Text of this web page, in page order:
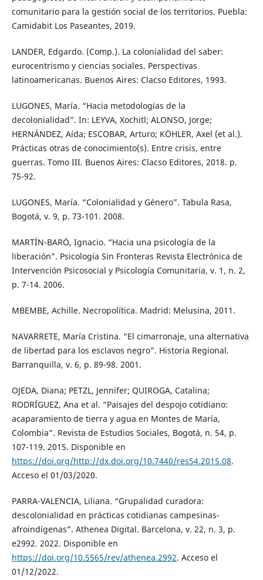
comunitario para la gestión social de los territorios. Puebla:
Camidabit Los Paseantes, 2019.
LANDER, Edgardo. (Comp.). La colonialidad del saber:
eurocentrismo y ciencias sociales. Perspectivas
latinoamericanas. Buenos Aires: Clacso Editores, 1993.
LUGONES, María. “Hacia metodologías de la
decolonialidad”. In: LEYVA, Xochitl; ALONSO, Jorge;
HERNÁNDEZ, Aída; ESCOBAR, Arturo; KÖHLER, Axel (et al.).
Prácticas otras de conocimiento(s). Entre crisis, entre
guerras. Tomo III. Buenos Aires: Clacso Editores, 2018. p.
75-92.
LUGONES, María. “Colonialidad y Género”. Tabula Rasa,
Bogotá, v. 9, p. 73-101. 2008.
MARTÍN-BARÓ, Ignacio. “Hacia una psicología de la
liberación”. Psicología Sin Fronteras Revista Electrónica de
Intervención Psicosocial y Psicología Comunitaria, v. 1, n. 2,
p. 7-14. 2006.
MBEMBE, Achille. Necropolítica. Madrid: Melusina, 2011.
NAVARRETE, María Cristina. “El cimarronaje, una alternativa
de libertad para los esclavos negro”. Historia Regional.
Barranquilla, v. 6, p. 89-98. 2001.
OJEDA, Diana; PETZL, Jennifer; QUIROGA, Catalina;
RODRÍGUEZ, Ana et al. “Paisajes del despojo cotidiano:
acaparamiento de tierra y agua en Montes de María,
Colombia”. Revista de Estudios Sociales, Bogotá, n. 54, p.
107-119. 2015. Disponible en
https://doi.org/http://dx.doi.org/10.7440/res54.2015.08.
Acceso el 01/03/2020.
PARRA-VALENCIA, Liliana. “Grupalidad curadora:
descolonialidad en prácticas cotidianas campesinas-
afroindígenas”. Athenea Digital. Barcelona, v. 22, n. 3, p.
e2992. 2022. Disponible en
https://doi.org/10.5565/rev/athenea.2992. Acceso el
01/12/2022.